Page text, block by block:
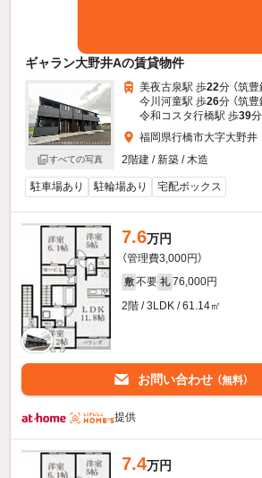
ギャラン大野井Aの賃貸物件
すべての写真
美夜古泉駅 歩22分 （筑豊
今川河童駅 歩26分 （筑豊
令和コスタ行橋駅 歩39
福岡県行橋市大字大野井
2階建 / 新築 / 木造
駐車場あり 駐輪場あり 宅配ボックス
7.6万円
（管理費3,000円）
敷 不要 礼 76,000円
2階 / 3LDK / 61.14㎡
お問い合わせ （無料）
提供
7.4万円